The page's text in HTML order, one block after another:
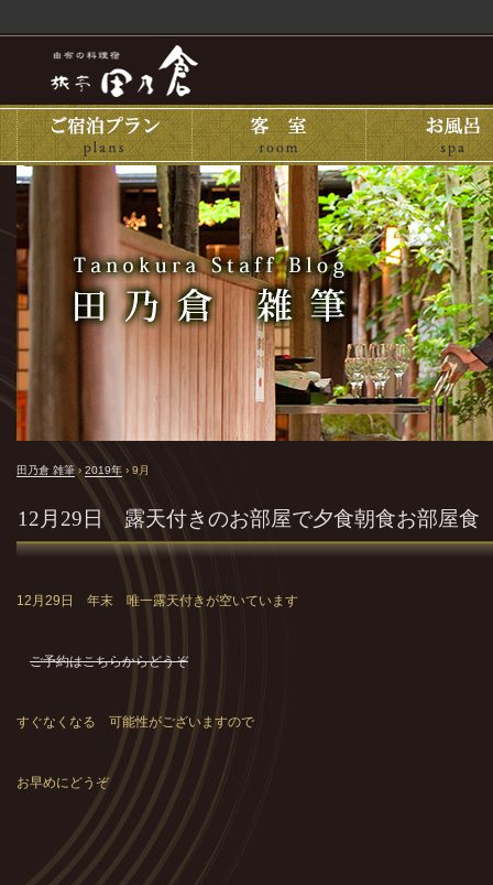
田乃倉 雑筆 › 2019年 › 9月
12月29日 露天付きのお部屋で夕食朝食お部屋食
12月29日 年末 唯一露天付きが空いています
ご予約はこちらからどうぞ
すぐなくなる 可能性がございますので
お早めにどうぞ